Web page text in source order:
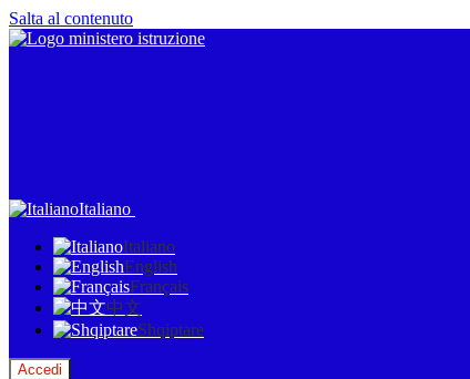
Salta al contenuto
Italiano
Italiano
English
Français
中文
Shqiptare
Accedi